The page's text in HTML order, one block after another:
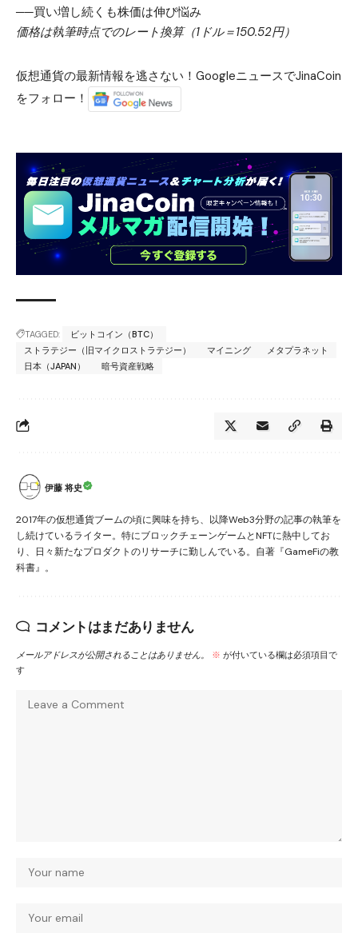
──買い増し続くも株価は伸び悩み
価格は執筆時点でのレート換算（1ドル＝150.52円）
仮想通貨の最新情報を逃さない！GoogleニュースでJinaCoin
をフォロー！
TAGGED:
ビットコイン（BTC）
ストラテジー（旧マイクロストラテジー）
マイニング
メタプラネット
日本（JAPAN）
暗号資産戦略
伊藤 将史
2017年の仮想通貨ブームの頃に興味を持ち、以降Web3分野の記事の執筆を
し続けているライター。特にブロックチェーンゲームとNFTに熱中してお
り、日々新たなプロダクトのリサーチに勤しんでいる。自著『GameFiの教
科書』。
コメントはまだありません
メールアドレスが公開されることはありません。 ※ が付いている欄は必須項目で
す